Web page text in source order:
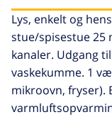
Lys, enkelt og
stue/spisestue 25
kanaler. Udgang
vaskekumme. 1
mikroovn, fryser).